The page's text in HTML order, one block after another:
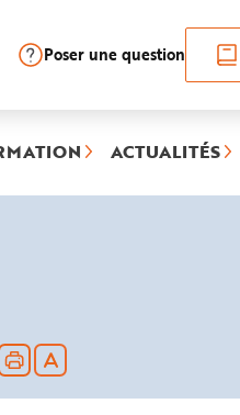
Poser une question
ACTUALITÉS